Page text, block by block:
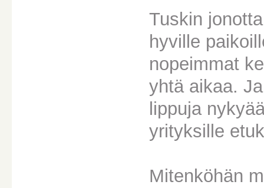
Tuskin
hyville
nopeimmat
yhtä aikaa.
lippuja
yrityksille
Mitenköhän